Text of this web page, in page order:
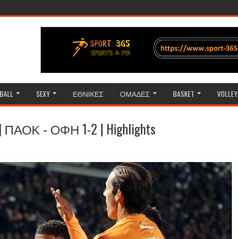
SEXY ΕΘΝΙΚΕΣ ΟΜΑΔΕΣ BASKET VOLLEY
| ΠΑΟΚ - ΟΦΗ 1-2 | Highlights